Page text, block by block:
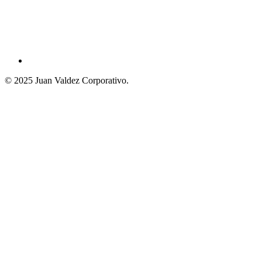
© 2025 Juan Valdez Corporativo.